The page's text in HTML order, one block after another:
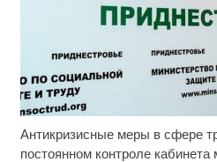
Антикризисные меры в сфере
постоянном контроле кабинета
Ржу не переставая,